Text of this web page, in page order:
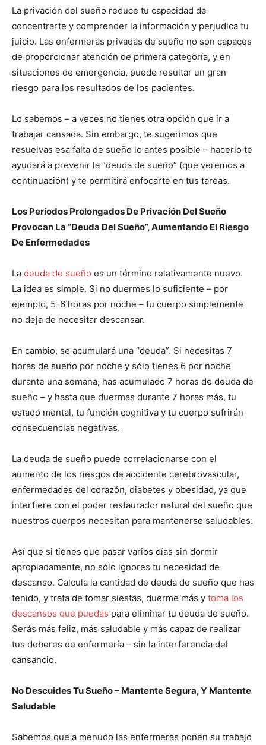
I've read and accept thePrivacy Policy.
La privación del sueño reduce tu capacidad de
concentrarte y comprender la información y perjudica tu
juicio. Las enfermeras privadas de sueño no son capaces
de proporcionar atención de primera categoría, y en
situaciones de emergencia, puede resultar un gran
riesgo para los resultados de los pacientes.
Lo sabemos – a veces no tienes otra opción que ir a
trabajar cansada. Sin embargo, te sugerimos que
resuelvas esa falta de sueño lo antes posible – hacerlo te
ayudará a prevenir la “deuda de sueño” (que veremos a
continuación) y te permitirá enfocarte en tus tareas.
Los Períodos Prolongados De Privación Del Sueño
Provocan La “Deuda Del Sueño”, Aumentando El Riesgo
De Enfermedades
La deuda de sueño es un término relativamente nuevo.
La idea es simple. Si no duermes lo suficiente – por
ejemplo, 5-6 horas por noche – tu cuerpo simplemente
no deja de necesitar descansar.
En cambio, se acumulará una “deuda”. Si necesitas 7
horas de sueño por noche y sólo tienes 6 por noche
durante una semana, has acumulado 7 horas de deuda de
sueño – y hasta que duermas durante 7 horas más, tu
estado mental, tu función cognitiva y tu cuerpo sufrirán
consecuencias negativas.
La deuda de sueño puede correlacionarse con el
aumento de los riesgos de accidente cerebrovascular,
enfermedades del corazón, diabetes y obesidad, ya que
interfiere con el poder restaurador natural del sueño que
nuestros cuerpos necesitan para mantenerse saludables.
Así que si tienes que pasar varios días sin dormir
apropiadamente, no sólo ignores tu necesidad de
descanso. Calcula la cantidad de deuda de sueño que has
tenido, y trata de tomar siestas, duerme más y toma los
descansos que puedas para eliminar tu deuda de sueño.
Serás más feliz, más saludable y más capaz de realizar
tus deberes de enfermería – sin la interferencia del
cansancio.
No Descuides Tu Sueño – Mantente Segura, Y Mantente
Saludable
Sabemos que a menudo las enfermeras ponen su trabajo